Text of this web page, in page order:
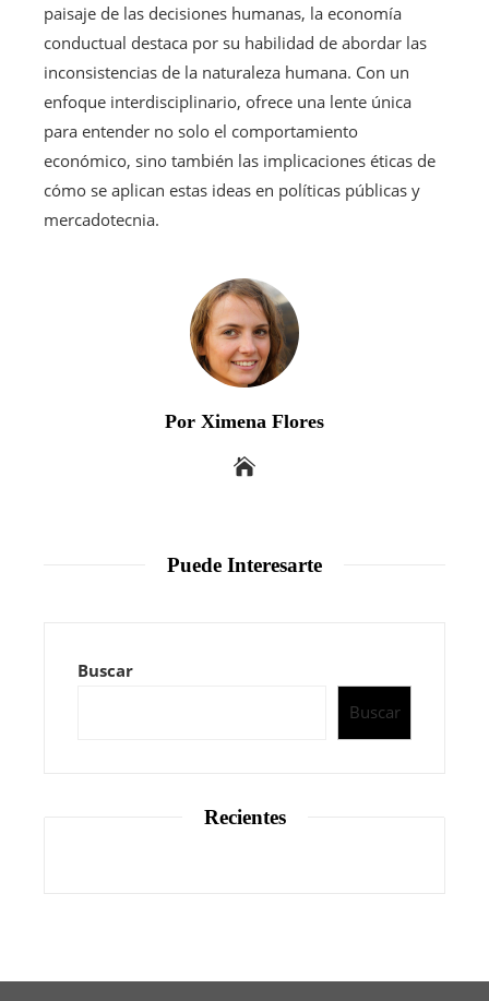
paisaje de las decisiones humanas, la economía
conductual destaca por su habilidad de abordar las
inconsistencias de la naturaleza humana. Con un
enfoque interdisciplinario, ofrece una lente única
para entender no solo el comportamiento
económico, sino también las implicaciones éticas de
cómo se aplican estas ideas en políticas públicas y
mercadotecnia.
Por Ximena Flores
Puede Interesarte
Buscar
Buscar
Recientes